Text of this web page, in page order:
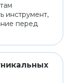
инструмент,
перед